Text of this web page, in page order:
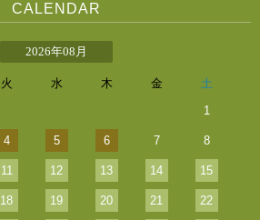
CALENDAR
2026年08月
火 水 木 金
土
1
4 5 6 7 8
11 12 13 14 15
18 19 20 21 22